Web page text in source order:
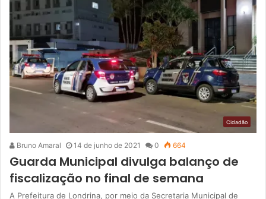
Cidadão
Bruno Amaral 14 de junho de 2021 0 664
Guarda Municipal divulga balanço de
fiscalização no final de semana
A Prefeitura de Londrina, por meio da Secretaria Municipal de